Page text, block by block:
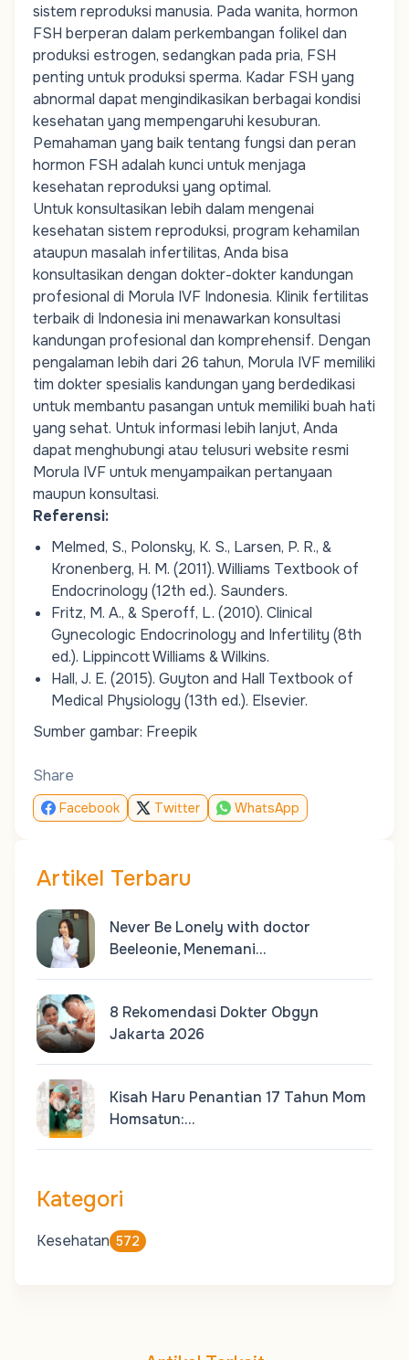
sistem reproduksi manusia. Pada wanita, hormon
FSH berperan dalam perkembangan folikel dan
produksi estrogen, sedangkan pada pria, FSH
penting untuk produksi sperma. Kadar FSH yang
abnormal dapat mengindikasikan berbagai kondisi
kesehatan yang mempengaruhi kesuburan.
Pemahaman yang baik tentang fungsi dan peran
hormon FSH adalah kunci untuk menjaga
kesehatan reproduksi yang optimal.
Untuk konsultasikan lebih dalam mengenai
kesehatan sistem reproduksi, program kehamilan
ataupun masalah infertilitas, Anda bisa
konsultasikan dengan dokter-dokter kandungan
profesional di Morula IVF Indonesia. Klinik fertilitas
terbaik di Indonesia ini menawarkan konsultasi
kandungan profesional dan komprehensif. Dengan
pengalaman lebih dari 26 tahun, Morula IVF memiliki
tim dokter spesialis kandungan yang berdedikasi
untuk membantu pasangan untuk memiliki buah hati
yang sehat. Untuk informasi lebih lanjut, Anda
dapat menghubungi atau telusuri website resmi
Morula IVF untuk menyampaikan pertanyaan
maupun konsultasi.
Referensi:
Melmed, S., Polonsky, K. S., Larsen, P. R., &
Kronenberg, H. M. (2011). Williams Textbook of
Endocrinology (12th ed.). Saunders.
Fritz, M. A., & Speroff, L. (2010). Clinical
Gynecologic Endocrinology and Infertility (8th
ed.). Lippincott Williams & Wilkins.
Hall, J. E. (2015). Guyton and Hall Textbook of
Medical Physiology (13th ed.). Elsevier.
Sumber gambar: Freepik
Share
Facebook Twitter WhatsApp
Artikel Terbaru
Never Be Lonely with doctor
Beeleonie, Menemani…
8 Rekomendasi Dokter Obgyn
Jakarta 2026
Kisah Haru Penantian 17 Tahun Mom
Homsatun:…
Kategori
Kesehatan 572